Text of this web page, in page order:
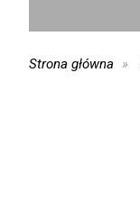
Strona główna